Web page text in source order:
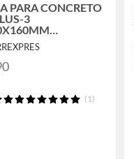
PARA CONCRETO
3
(1)